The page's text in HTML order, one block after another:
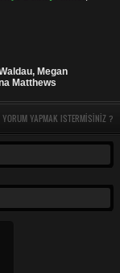
Megan
Matthews
YORUM YAPMAK ISTERMISINIZ ?